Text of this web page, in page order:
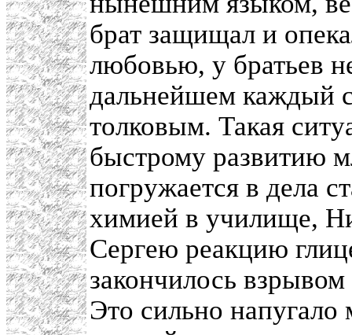
брат защищал и
любовью, у братьев
дальнейшем каждый
толковым. Такая
быстрому развитию
погружается в дела
химией в училище,
Сергею реакцию
закончилось
Это сильно